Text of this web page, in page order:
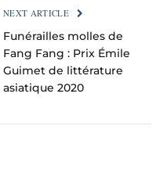
NEXT ARTICLE
Funérailles molles de
Fang Fang : Prix Émile
Guimet de littérature
asiatique 2020